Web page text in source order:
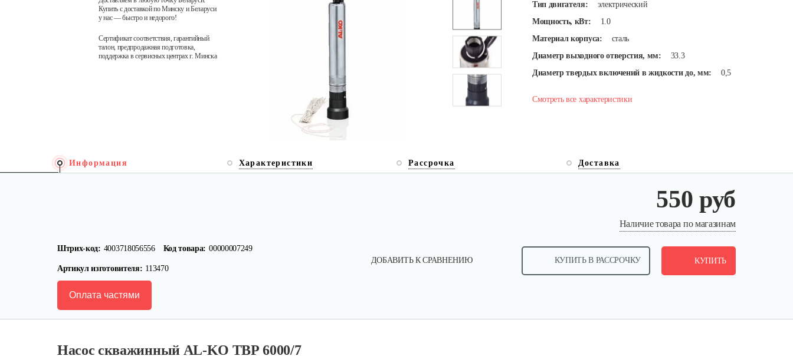
Купить с доставкой по Минску и Беларуси
у нас — быстро и недорого!
Сертификат соответствия, гарантийный
талон, предпродажная подготовка,
поддержка в сервисных центрах г. Минска
Тип двигателя:
электрический
Мощность, кВт:
1.0
Материал корпуса:
сталь
Диаметр выходного отверстия, мм:
33.3
Диаметр твердых включений в жидкости до, мм:
0,5
Смотреть все характеристики
Информация Характеристики Рассрочка Доставка
550 руб
Наличие товара по магазинам
Штрих-код: 4003718056556 Код товара: 00000007249
Артикул изготовителя: 113470
ДОБАВИТЬ К СРАВНЕНИЮ КУПИТЬ В РАССРОЧКУ КУПИТЬ
Оплата частями
Насос скважинный AL-KO ТВР 6000/7